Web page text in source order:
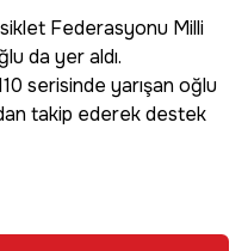
Federasyonu Milli
da yer aldı.
serisinde yarışan oğlu
takip ederek destek